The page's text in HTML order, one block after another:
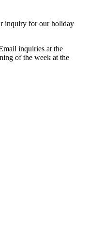
inquiry for our holiday
inquiries at the
of the week at the